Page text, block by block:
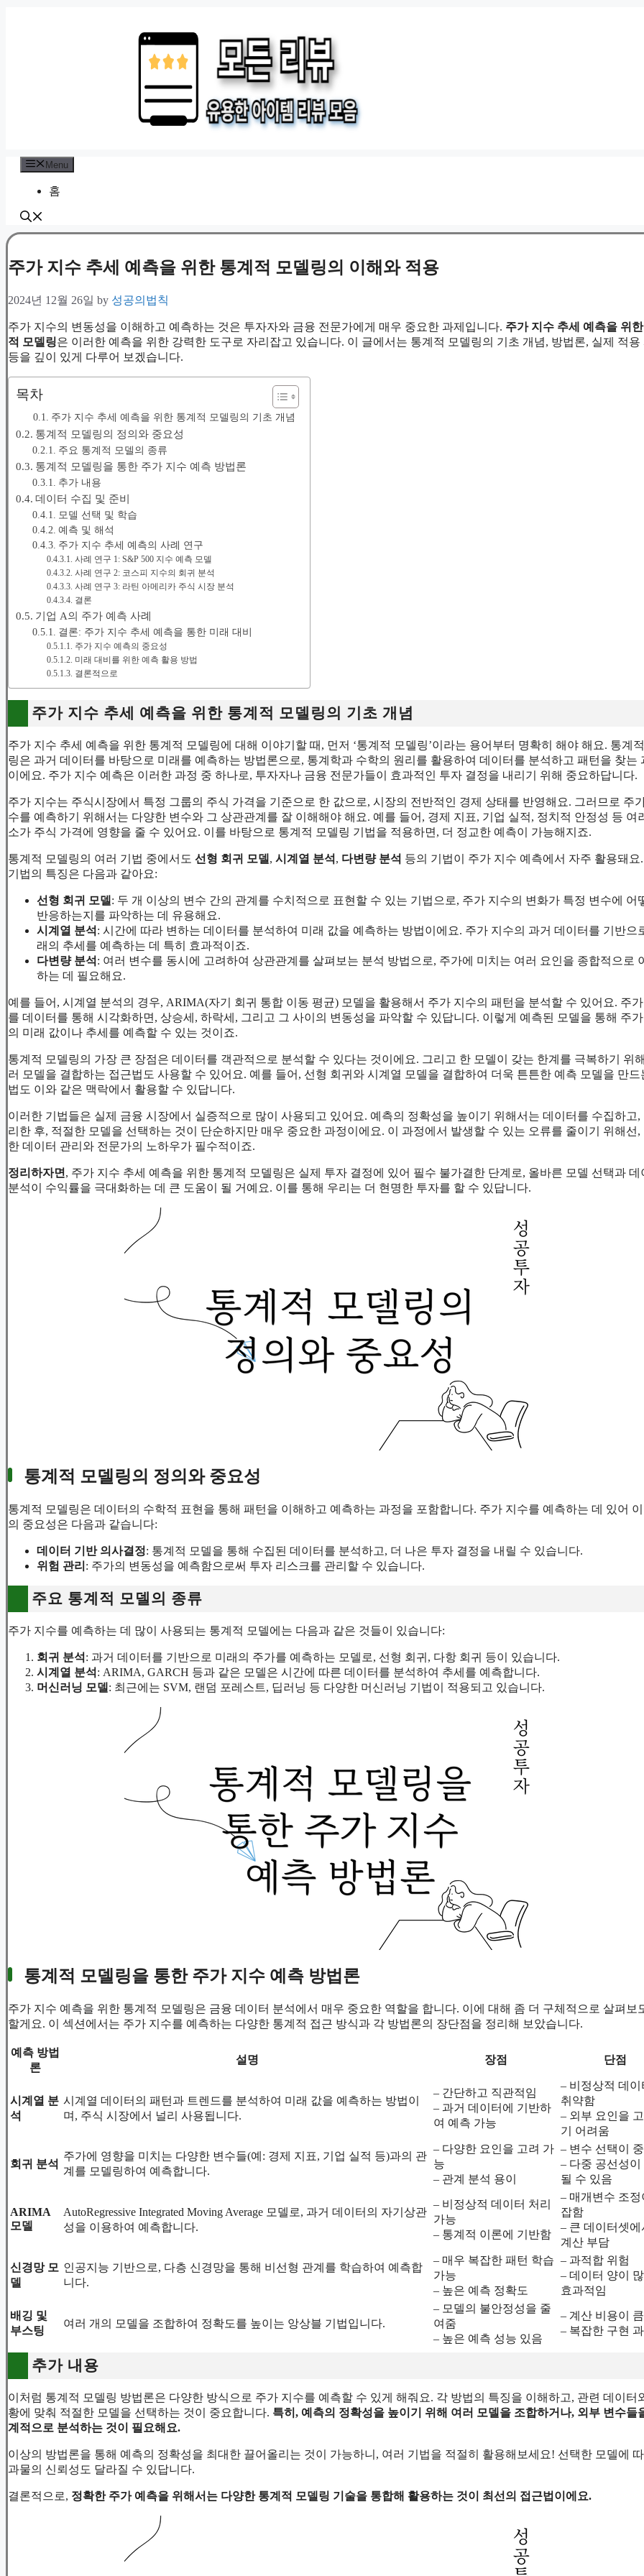
Menu
홈
주가 지수 추세 예측을 위한 통계적 모델링의 이해와 적용
2024년 12월 26일 by 성공의법칙
주가 지수의 변동성을 이해하고 예측하는 것은 투자자와 금융 전문가에게 매우 중요한 과제입니다. 주가 지수 추세 예측을 위
적 모델링은 이러한 예측을 위한 강력한 도구로 자리잡고 있습니다. 이 글에서는 통계적 모델링의 기초 개념, 방법론, 실제 적용
등을 깊이 있게 다루어 보겠습니다.
목차
주가 지수 추세 예측을 위한 통계적 모델링의 기초 개념
통계적 모델링의 정의와 중요성
주요 통계적 모델의 종류
통계적 모델링을 통한 주가 지수 예측 방법론
추가 내용
데이터 수집 및 준비
모델 선택 및 학습
예측 및 해석
주가 지수 추세 예측의 사례 연구
사례 연구 1: S&P 500 지수 예측 모델
사례 연구 2: 코스피 지수의 회귀 분석
사례 연구 3: 라틴 아메리카 주식 시장 분석
결론
기업 A의 주가 예측 사례
결론: 주가 지수 추세 예측을 통한 미래 대비
주가 지수 예측의 중요성
미래 대비를 위한 예측 활용 방법
결론적으로
주가 지수 추세 예측을 위한 통계적 모델링의 기초 개념
주가 지수 추세 예측을 위한 통계적 모델링에 대해 이야기할 때, 먼저 ‘통계적 모델링’이라는 용어부터 명확히 해야 해요. 통계
링은 과거 데이터를 바탕으로 미래를 예측하는 방법론으로, 통계학과 수학의 원리를 활용하여 데이터를 분석하고 패턴을 찾는
이에요. 주가 지수 예측은 이러한 과정 중 하나로, 투자자나 금융 전문가들이 효과적인 투자 결정을 내리기 위해 중요하답니다.
주가 지수는 주식시장에서 특정 그룹의 주식 가격을 기준으로 한 값으로, 시장의 전반적인 경제 상태를 반영해요. 그러므로 주
수를 예측하기 위해서는 다양한 변수와 그 상관관계를 잘 이해해야 해요. 예를 들어, 경제 지표, 기업 실적, 정치적 안정성 등 여
소가 주식 가격에 영향을 줄 수 있어요. 이를 바탕으로 통계적 모델링 기법을 적용하면, 더 정교한 예측이 가능해지죠.
통계적 모델링의 여러 기법 중에서도 선형 회귀 모델 , 시계열 분석 , 다변량 분석 등의 기법이 주가 지수 예측에서 자주 활용돼요
기법의 특징은 다음과 같아요:
선형 회귀 모델 : 두 개 이상의 변수 간의 관계를 수치적으로 표현할 수 있는 기법으로, 주가 지수의 변화가 특정 변수에 어
반응하는지를 파악하는 데 유용해요.
시계열 분석 : 시간에 따라 변하는 데이터를 분석하여 미래 값을 예측하는 방법이에요. 주가 지수의 과거 데이터를 기반으
래의 추세를 예측하는 데 특히 효과적이죠.
다변량 분석 : 여러 변수를 동시에 고려하여 상관관계를 살펴보는 분석 방법으로, 주가에 미치는 여러 요인을 종합적으로
하는 데 필요해요.
예를 들어, 시계열 분석의 경우, ARIMA(자기 회귀 통합 이동 평균) 모델을 활용해서 주가 지수의 패턴을 분석할 수 있어요. 주
를 데이터를 통해 시각화하면, 상승세, 하락세, 그리고 그 사이의 변동성을 파악할 수 있답니다. 이렇게 예측된 모델을 통해 주
의 미래 값이나 추세를 예측할 수 있는 것이죠.
통계적 모델링의 가장 큰 장점은 데이터를 객관적으로 분석할 수 있다는 것이에요. 그리고 한 모델이 갖는 한계를 극복하기 위
러 모델을 결합하는 접근법도 사용할 수 있어요. 예를 들어, 선형 회귀와 시계열 모델을 결합하여 더욱 튼튼한 예측 모델을 만드
법도 이와 같은 맥락에서 활용할 수 있답니다.
이러한 기법들은 실제 금융 시장에서 실증적으로 많이 사용되고 있어요. 예측의 정확성을 높이기 위해서는 데이터를 수집하고,
리한 후, 적절한 모델을 선택하는 것이 단순하지만 매우 중요한 과정이에요. 이 과정에서 발생할 수 있는 오류를 줄이기 위해선,
한 데이터 관리와 전문가의 노하우가 필수적이죠.
정리하자면 , 주가 지수 추세 예측을 위한 통계적 모델링은 실제 투자 결정에 있어 필수 불가결한 단계로, 올바른 모델 선택과 데
분석이 수익률을 극대화하는 데 큰 도움이 될 거예요. 이를 통해 우리는 더 현명한 투자를 할 수 있답니다.
통계적 모델링의 정의와 중요성
통계적 모델링은 데이터의 수학적 표현을 통해 패턴을 이해하고 예측하는 과정을 포함합니다. 주가 지수를 예측하는 데 있어
의 중요성은 다음과 같습니다:
데이터 기반 의사결정: 통계적 모델을 통해 수집된 데이터를 분석하고, 더 나은 투자 결정을 내릴 수 있습니다.
위험 관리 : 주가의 변동성을 예측함으로써 투자 리스크를 관리할 수 있습니다.
주요 통계적 모델의 종류
주가 지수를 예측하는 데 많이 사용되는 통계적 모델에는 다음과 같은 것들이 있습니다:
회귀 분석 : 과거 데이터를 기반으로 미래의 주가를 예측하는 모델로, 선형 회귀, 다항 회귀 등이 있습니다.
시계열 분석 : ARIMA, GARCH 등과 같은 모델은 시간에 따른 데이터를 분석하여 추세를 예측합니다.
머신러닝 모델 : 최근에는 SVM, 랜덤 포레스트, 딥러닝 등 다양한 머신러닝 기법이 적용되고 있습니다.
통계적 모델링을 통한 주가 지수 예측 방법론
주가 지수 예측을 위한 통계적 모델링은 금융 데이터 분석에서 매우 중요한 역할을 합니다. 이에 대해 좀 더 구체적으로 살펴보
할게요. 이 섹션에서는 주가 지수를 예측하는 다양한 통계적 접근 방식과 각 방법론의 장단점을 정리해 보았습니다.
예측 방법
론
설명 장점 단점
시계열 분
석
시계열 데이터의 패턴과 트렌드를 분석하여 미래 값을 예측하는 방법이
며, 주식 시장에서 널리 사용됩니다.
– 간단하고 직관적임
– 과거 데이터에 기반하
여 예측 가능
– 비정상적 데이
취약함
– 외부 요인을
기 어려움
회귀 분석
주가에 영향을 미치는 다양한 변수들(예: 경제 지표, 기업 실적 등)과의 관
계를 모델링하여 예측합니다.
– 다양한 요인을 고려 가
능
– 관계 분석 용이
– 변수 선택이
– 다중 공선성이
될 수 있음
ARIMA
모델
AutoRegressive Integrated Moving Average 모델로, 과거 데이터의 자기상관
성을 이용하여 예측합니다.
– 비정상적 데이터 처리
가능
– 통계적 이론에 기반함
– 매개변수 조정
잡함
– 큰 데이터셋에
계산 부담
신경망 모
델
인공지능 기반으로, 다층 신경망을 통해 비선형 관계를 학습하여 예측합
니다.
– 매우 복잡한 패턴 학습
가능
– 높은 예측 정확도
– 과적합 위험
– 데이터 양이
효과적임
배깅 및
부스팅
여러 개의 모델을 조합하여 정확도를 높이는 앙상블 기법입니다.
– 모델의 불안정성을 줄
여줌
– 높은 예측 성능 있음
– 계산 비용이 큼
– 복잡한 구현
추가 내용
이처럼 통계적 모델링 방법론은 다양한 방식으로 주가 지수를 예측할 수 있게 해줘요. 각 방법의 특징을 이해하고, 관련 데이터
황에 맞춰 적절한 모델을 선택하는 것이 중요합니다. 특히, 예측의 정확성을 높이기 위해 여러 모델을 조합하거나, 외부 변수들
계적으로 분석하는 것이 필요해요.
이상의 방법론을 통해 예측의 정확성을 최대한 끌어올리는 것이 가능하니, 여러 기법을 적절히 활용해보세요! 선택한 모델에
과물의 신뢰성도 달라질 수 있답니다.
결론적으로, 정확한 주가 예측을 위해서는 다양한 통계적 모델링 기술을 통합해 활용하는 것이 최선의 접근법이에요.